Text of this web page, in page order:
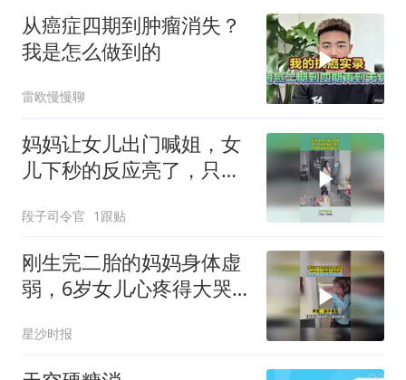
从癌症四期到肿瘤消失？
我是怎么做到的
雷欧慢慢聊
妈妈让女儿出门喊姐，女
儿下秒的反应亮了，只剩
段子司令官 1跟贴
刚生完二胎的妈妈身体虚
弱，6岁女儿心疼得大哭
该很无助
星沙时报